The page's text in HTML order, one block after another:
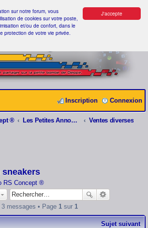
J'accepte
sur notre forum, vous
de cookies sur votre poste,
et/ou de confort, dans le
protection de votre vie privée.
Connexion
Inscription
® Les Petites Annonces Clio RS Concept ® Ventes diverses
sneakers
RS Concept ®
3 messages • Page 1 sur 1
Sujet suivant